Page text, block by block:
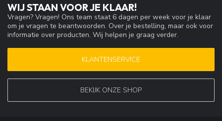
WIJ STAAN VOOR JE KLAAR!
Vragen? Vragen! Ons team staat 6 dagen per week voor je klaar
om je vragen te beantwoorden. Over je bestelling, maar ook voor
informatie over producten. Wij helpen je graag verder.
KLANTENSERVICE
BEKIJK ONZE SHOP